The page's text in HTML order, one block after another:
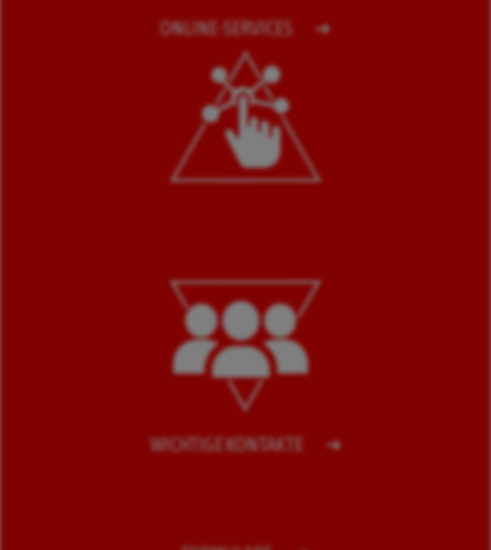
ONLINE-SERVICES
WICHTIGE KONTAKTE